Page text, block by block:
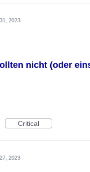
2023
nicht (oder
Critical
2023